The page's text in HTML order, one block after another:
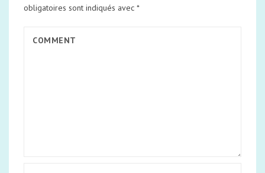
obligatoires sont indiqués avec *